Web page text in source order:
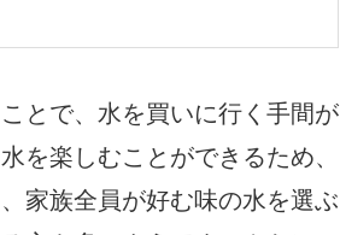
とで、水を買いに行く手間が
を楽しむことができるため、
家族全員が好む味の水を選ぶ